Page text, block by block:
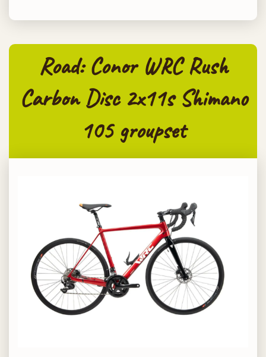
Road: Conor WRC Rush
Carbon Disc 2x11s Shimano
105 groupset